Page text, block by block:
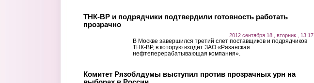
ТНК-ВР и подрядчики подтвердили готовность работать
прозрачно
2012 сентября 18 , вторник , 13:17
В Москве завершился третий слет поставщиков и подрядчиков
ТНК-BP, в которую входит ЗАО «Рязанская
нефтеперерабатывающая компания».
Комитет Рязоблдумы выступил против прозрачных урн на